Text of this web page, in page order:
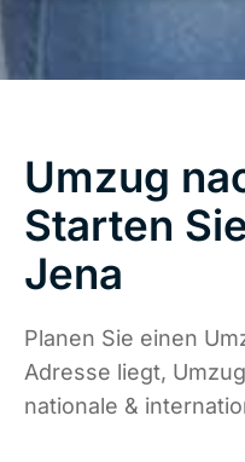
Umzug
Starten
Jena
Planen Sie einen
Adresse liegt,
nationale &